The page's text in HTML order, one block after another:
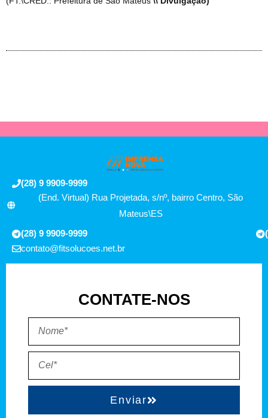
(28) 9 9909-9999
(End. Virtual) Rua Projetada, s/nº, bairro Centro, São
Mateus\ES
(28) 9 9909-9999
contato@fitsolucoes.net.br
CONTATE-NOS
Enviar